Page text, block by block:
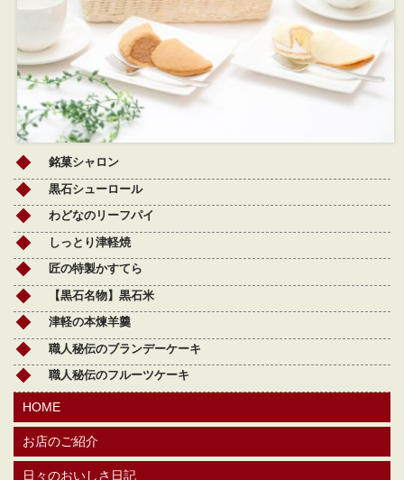
銘菓シャロン
黒石シューロール
わどなのリーフパイ
しっとり津軽焼
匠の特製かすてら
【黒石名物】黒石米
津軽の本煉羊羹
職人秘伝のブランデーケーキ
職人秘伝のフルーツケーキ
HOME
お店のご紹介
日々のおいしさ日記